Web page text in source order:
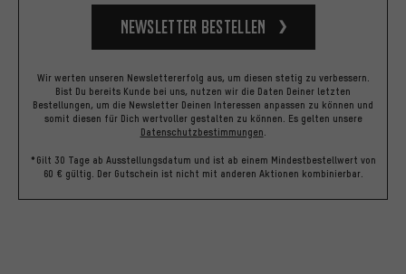
Newsletter bestellen
Wir werten unseren Newslettererfolg aus, um diesen stetig zu verbessern.
Bist Du bereits Kunde bei uns, nutzen wir die Daten Deiner letzten
Bestellungen, um die Newsletter Deinen Interessen anpassen zu können und
somit diesen für Dich wertvoller gestalten zu können. Es gelten unsere
Datenschutzbestimmungen.
*Gilt 30 Tage ab Ausstellungsdatum und ist ab einem Mindestbestellwert von
60 € gültig. Der Gutschein ist nicht mit anderen Aktionen kombinierbar.